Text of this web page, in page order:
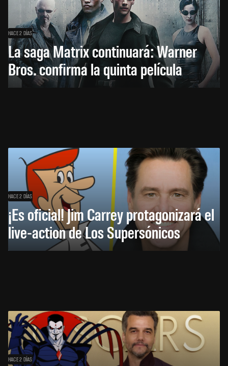
HACE 2 DÍAS
La saga Matrix continuará: Warner
Bros. confirma la quinta película
HACE 2 DÍAS
¡Es oficial! Jim Carrey protagonizará el
live-action de Los Supersónicos
HACE 2 DÍAS